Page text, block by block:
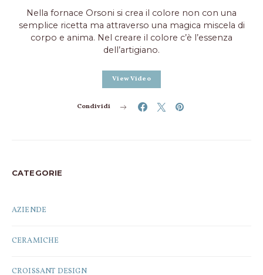
Nella fornace Orsoni si crea il colore non con una
semplice ricetta ma attraverso una magica miscela di
corpo e anima. Nel creare il colore c’è l’essenza
dell’artigiano.
View Video
Condividi
CATEGORIE
AZIENDE
CERAMICHE
CROISSANT DESIGN